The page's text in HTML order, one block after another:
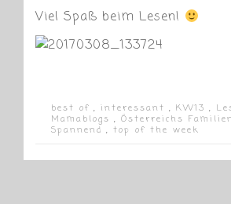
Viel Spaß beim Lesen!
best of , interessant , KW13 ,
Mamablogs , Österreichs
Spannend , top of the week